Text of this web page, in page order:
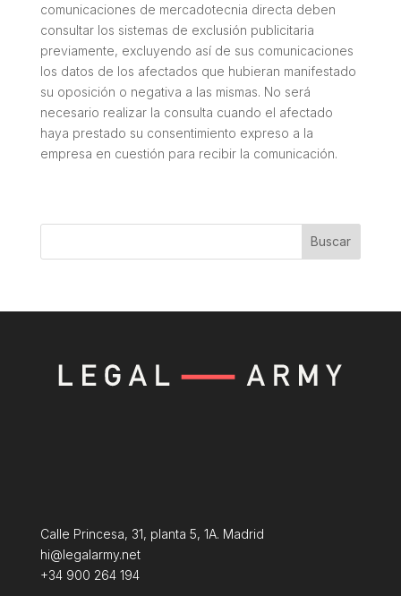
comunicaciones de mercadotecnia directa deben
consultar los sistemas de exclusión publicitaria
previamente, excluyendo así de sus comunicaciones
los datos de los afectados que hubieran manifestado
su oposición o negativa a las mismas. No será
necesario realizar la consulta cuando el afectado
haya prestado su consentimiento expreso a la
empresa en cuestión para recibir la comunicación.
Buscar
Calle Princesa, 31, planta 5, 1A. Madrid
hi@legalarmy.net
+34 900 264 194